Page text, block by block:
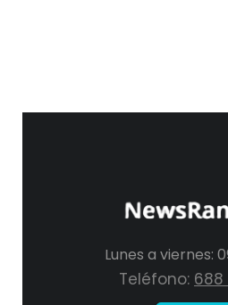
Lunes a viernes:
Teléfono: 688